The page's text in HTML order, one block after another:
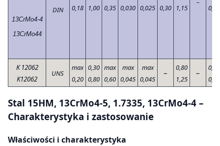
13CrMo4-4
13CrMo44
DIN
0,18
1,00 0,35 0,030 0,025 0,30
1,15
–
0,60
K 12062
K12062
UNS
max
0,20
0,30
0,80
max
0,60
max
0,045
max
0,045
–
0,80
1,25
–
0,44
0,65
Stal 15HM, 13CrMo4-5, 1.7335, 13CrMo4-4 –
Charakterystyka i zastosowanie
Właściwości i charakterystyka